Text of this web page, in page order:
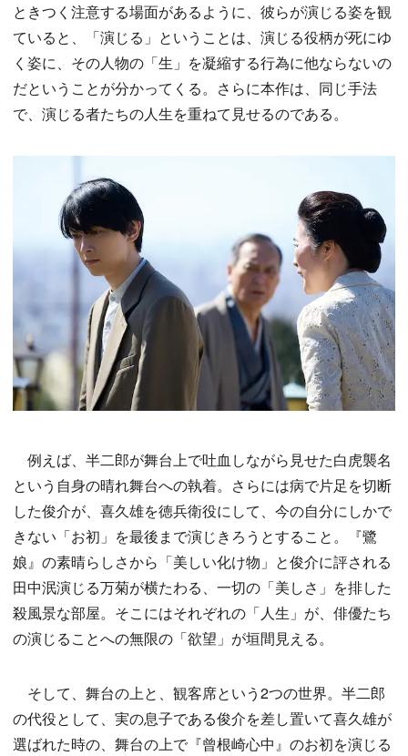
ときつく注意する場面があるように、彼らが演じる姿を観
ていると、「演じる」ということは、演じる役柄が死にゆ
く姿に、その人物の「生」を凝縮する行為に他ならないの
だということが分かってくる。さらに本作は、同じ手法
で、演じる者たちの人生を重ねて見せるのである。
例えば、半二郎が舞台上で吐血しながら見せた白虎襲名
という自身の晴れ舞台への執着。さらには病で片足を切断
した俊介が、喜久雄を徳兵衛役にして、今の自分にしかで
きない「お初」を最後まで演じきろうとすること。『鷺
娘』の素晴らしさから「美しい化け物」と俊介に評される
田中泯演じる万菊が横たわる、一切の「美しさ」を排した
殺風景な部屋。そこにはそれぞれの「人生」が、俳優たち
の演じることへの無限の「欲望」が垣間見える。
そして、舞台の上と、観客席という2つの世界。半二郎
の代役として、実の息子である俊介を差し置いて喜久雄が
選ばれた時の、舞台の上で『曾根崎心中』のお初を演じる